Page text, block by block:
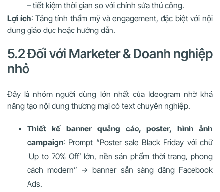
– tiết kiệm thời gian so với chỉnh sửa thủ công.
Lợi ích: Tăng tính thẩm mỹ và engagement, đặc biệt với nội
dung giáo dục hoặc hướng dẫn.
5.2 Đối với Marketer & Doanh nghiệp
nhỏ
Đây là nhóm người dùng lớn nhất của Ideogram nhờ khả
năng tạo nội dung thương mại có text chuyên nghiệp.
Thiết kế banner quảng cáo, poster, hình ảnh
campaign: Prompt “Poster sale Black Friday với chữ
‘Up to 70% Off’ lớn, nền sản phẩm thời trang, phong
cách modern” → banner sẵn sàng đăng Facebook
Ads.